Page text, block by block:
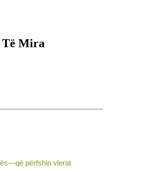
Të Mira
përfshin vlerat